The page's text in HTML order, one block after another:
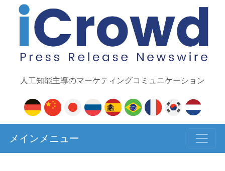
人工知能主導のマーケティングコミュニケーション
メインメニュー